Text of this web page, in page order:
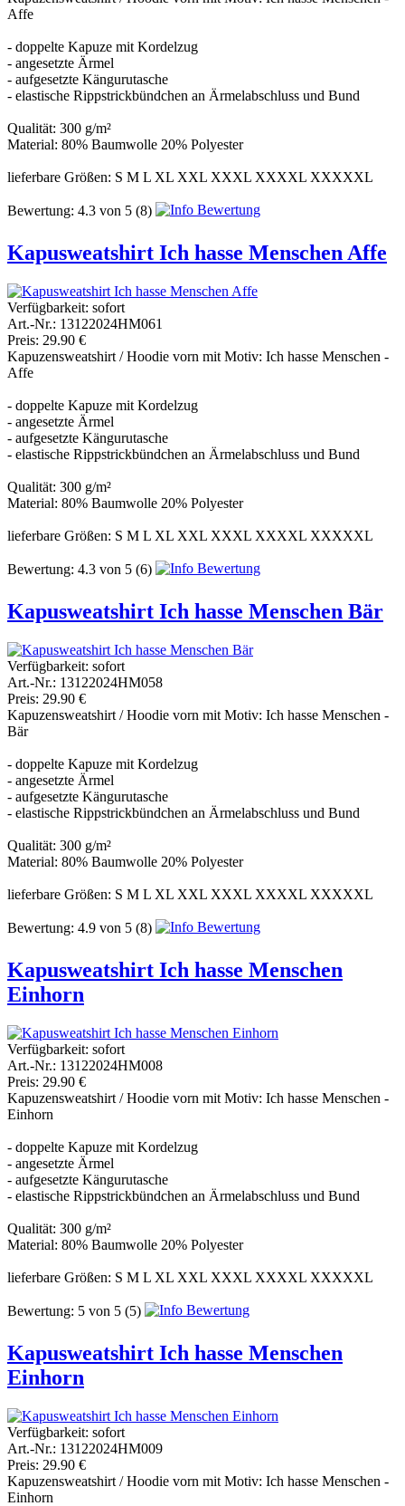
Affe
- doppelte Kapuze mit Kordelzug
- angesetzte Ärmel
- aufgesetzte Kängurutasche
- elastische Rippstrickbündchen an Ärmelabschluss und Bund
Qualität: 300 g/m²
Material: 80% Baumwolle 20% Polyester
lieferbare Größen: S M L XL XXL XXXL XXXXL XXXXXL
Bewertung: 4.3 von 5 (8)
Kapusweatshirt Ich hasse Menschen Affe
Verfügbarkeit: sofort
Art.-Nr.: 13122024HM061
Preis: 29.90 €
Kapuzensweatshirt / Hoodie vorn mit Motiv: Ich hasse Menschen -
Affe
- doppelte Kapuze mit Kordelzug
- angesetzte Ärmel
- aufgesetzte Kängurutasche
- elastische Rippstrickbündchen an Ärmelabschluss und Bund
Qualität: 300 g/m²
Material: 80% Baumwolle 20% Polyester
lieferbare Größen: S M L XL XXL XXXL XXXXL XXXXXL
Bewertung: 4.3 von 5 (6)
Kapusweatshirt Ich hasse Menschen Bär
Verfügbarkeit: sofort
Art.-Nr.: 13122024HM058
Preis: 29.90 €
Kapuzensweatshirt / Hoodie vorn mit Motiv: Ich hasse Menschen -
Bär
- doppelte Kapuze mit Kordelzug
- angesetzte Ärmel
- aufgesetzte Kängurutasche
- elastische Rippstrickbündchen an Ärmelabschluss und Bund
Qualität: 300 g/m²
Material: 80% Baumwolle 20% Polyester
lieferbare Größen: S M L XL XXL XXXL XXXXL XXXXXL
Bewertung: 4.9 von 5 (8)
Kapusweatshirt Ich hasse Menschen
Einhorn
Verfügbarkeit: sofort
Art.-Nr.: 13122024HM008
Preis: 29.90 €
Kapuzensweatshirt / Hoodie vorn mit Motiv: Ich hasse Menschen -
Einhorn
- doppelte Kapuze mit Kordelzug
- angesetzte Ärmel
- aufgesetzte Kängurutasche
- elastische Rippstrickbündchen an Ärmelabschluss und Bund
Qualität: 300 g/m²
Material: 80% Baumwolle 20% Polyester
lieferbare Größen: S M L XL XXL XXXL XXXXL XXXXXL
Bewertung: 5 von 5 (5)
Kapusweatshirt Ich hasse Menschen
Einhorn
Verfügbarkeit: sofort
Art.-Nr.: 13122024HM009
Preis: 29.90 €
Kapuzensweatshirt / Hoodie vorn mit Motiv: Ich hasse Menschen -
Einhorn